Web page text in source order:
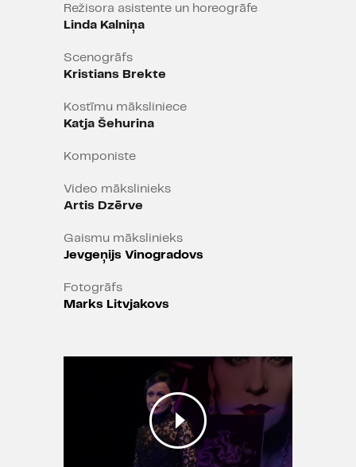
Režisora asistente un horeogrāfe
Linda Kalniņa
Scenogrāfs
Kristians Brekte
Kostīmu māksliniece
Katja Šehurina
Komponiste
Video mākslinieks
Artis Dzērve
Gaismu mākslinieks
Jevgeņijs Vinogradovs
Fotogrāfs
Marks Litvjakovs